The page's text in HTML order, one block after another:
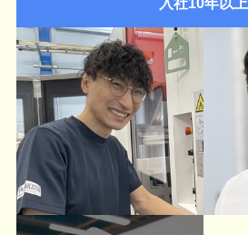
入社10年以上